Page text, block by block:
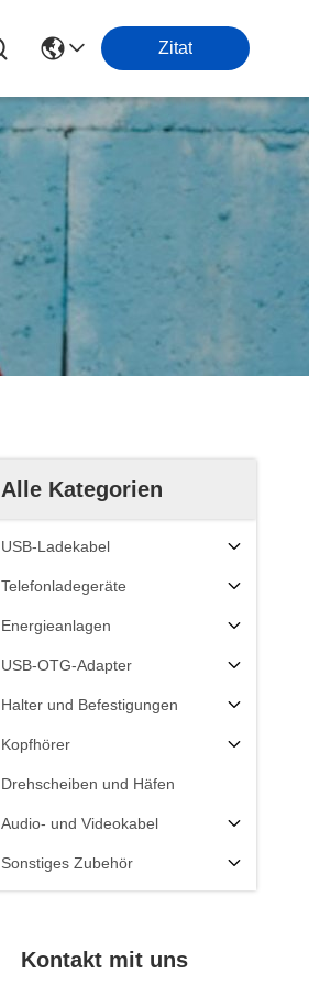
Zitat
Alle Kategorien
USB-Ladekabel
Telefonladegeräte
Energieanlagen
USB-OTG-Adapter
Halter und Befestigungen
Kopfhörer
Drehscheiben und Häfen
Audio- und Videokabel
Sonstiges Zubehör
Kontakt mit uns